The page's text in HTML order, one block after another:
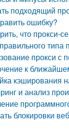
подходящий
ошибку?
что прокси-
типа
прокси с
к
кэширования
и анализ
блокировки